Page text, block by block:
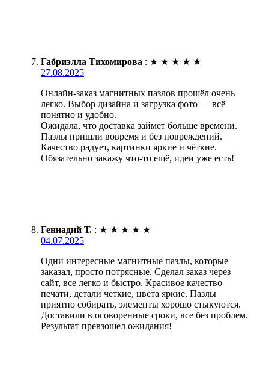
Габриэлла Тихомирова : ★ ★ ★ ★ ★
27.08.2025
Онлайн-заказ магнитных пазлов прошёл очень
легко. Выбор дизайна и загрузка фото — всё
понятно и удобно.
Ожидала, что доставка займет больше времени.
Пазлы пришли вовремя и без повреждений.
Качество радует, картинки яркие и чёткие.
Обязательно закажу что-то ещё, идеи уже есть!
Геннадий Т. : ★ ★ ★ ★ ★
04.07.2025
Одни интересные магнитные пазлы, которые
заказал, просто потрясные. Сделал заказ через
сайт, все легко и быстро. Красивое качество
печати, детали четкие, цвета яркие. Пазлы
приятно собирать, элементы хорошо стыкуются.
Доставили в оговоренные сроки, все без проблем.
Результат превзошел ожидания!